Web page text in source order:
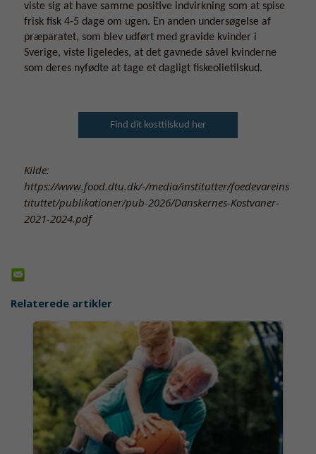
viste sig at have samme positive indvirkning som at spise
frisk fisk 4-5 dage om ugen. En anden undersøgelse af
præparatet, som blev udført med gravide kvinder i
Sverige, viste ligeledes, at det gavnede såvel kvinderne
som deres nyfødte at tage et dagligt fiskeolietilskud.
Find dit kosttilskud her
Kilde:
https://www.food.dtu.dk/-/media/institutter/foedevareins
tituttet/publikationer/pub-2026/Danskernes-Kostvaner-
2021-2024.pdf
Relaterede artikler